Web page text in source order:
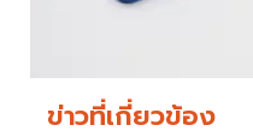
ข่าวที่เกี่ยวข้อง